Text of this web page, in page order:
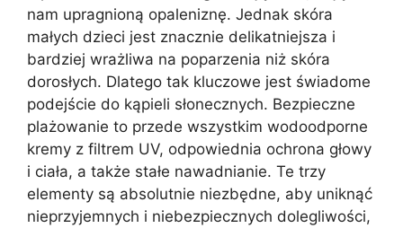
nam upragnioną opaleniznę. Jednak skóra
małych dzieci jest znacznie delikatniejsza i
bardziej wrażliwa na poparzenia niż skóra
dorosłych. Dlatego tak kluczowe jest świadome
podejście do kąpieli słonecznych. Bezpieczne
plażowanie to przede wszystkim wodoodporne
kremy z filtrem UV, odpowiednia ochrona głowy
i ciała, a także stałe nawadnianie. Te trzy
elementy są absolutnie niezbędne, aby uniknąć
nieprzyjemnych i niebezpiecznych dolegliwości,